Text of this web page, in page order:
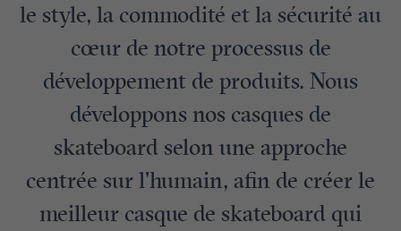
le style, la commodité et la sécurité au
cœur de notre processus de
développement de produits. Nous
développons nos casques de
skateboard selon une approche
centrée sur l'humain, afin de créer le
meilleur casque de skateboard qui